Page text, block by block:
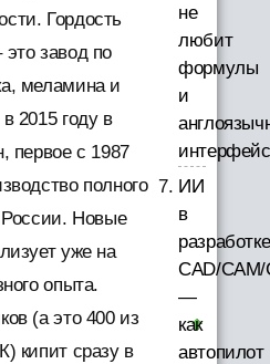
Гордость
завод по
меламина и
2015 году в
первое с 1987
полного
России. Новые
уже на
опыта.
(а это 400 из
кипит сразу в
не
любит
формулы
и
ИИ
в
разработке
CAD/
—
как
автопилот